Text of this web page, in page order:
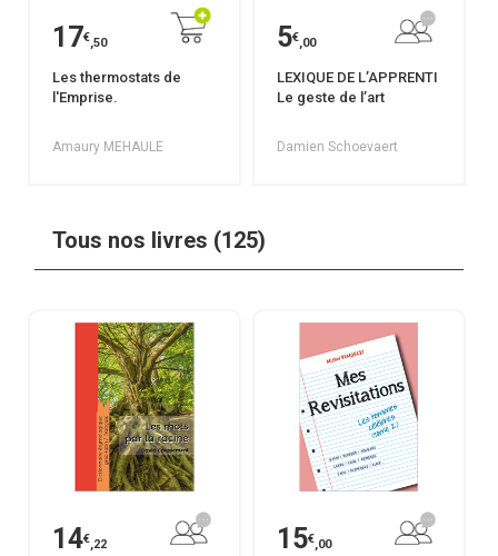
17€,50
Les thermostats de
l'Emprise.
Amaury MEHAULE
5€,00
LEXIQUE DE L’APPRENTI
Le geste de l’art
Damien Schoevaert
Tous nos livres (125)
14€,22 15€,00